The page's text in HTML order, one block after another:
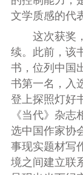
文学质感的代
这次获奖
续。此前，该
书，位列中国
书第一名，入
登上探照灯好
《当代》杂
选中国作家协
事现实题材写
境之间建立联